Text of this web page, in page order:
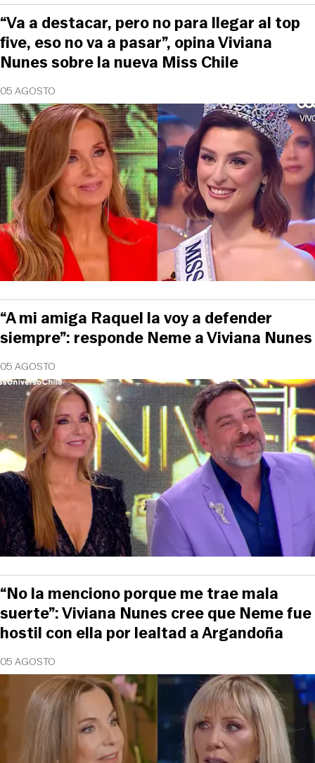
05 AGOSTO
“Va a destacar, pero no para llegar al top
five, eso no va a pasar”, opina Viviana
Nunes sobre la nueva Miss Chile
05 AGOSTO
“A mi amiga Raquel la voy a defender
siempre”: responde Neme a Viviana Nunes
05 AGOSTO
“No la menciono porque me trae mala
suerte”: Viviana Nunes cree que Neme fue
hostil con ella por lealtad a Argandoña